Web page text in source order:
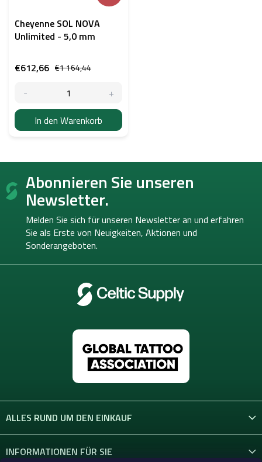
Cheyenne SOL NOVA
Unlimited - 5,0 mm
€1 164,44
€612,66
In den Warenkorb
F
ß Abonnieren Sie unseren
Newsletter.
Melden Sie sich für unseren Newsletter an und erfahren
Sie als Erste von Neuigkeiten, Aktionen und
Sonderangeboten.
ALLES RUND UM DEN EINKAUF
INFORMATIONEN FÜR SIE